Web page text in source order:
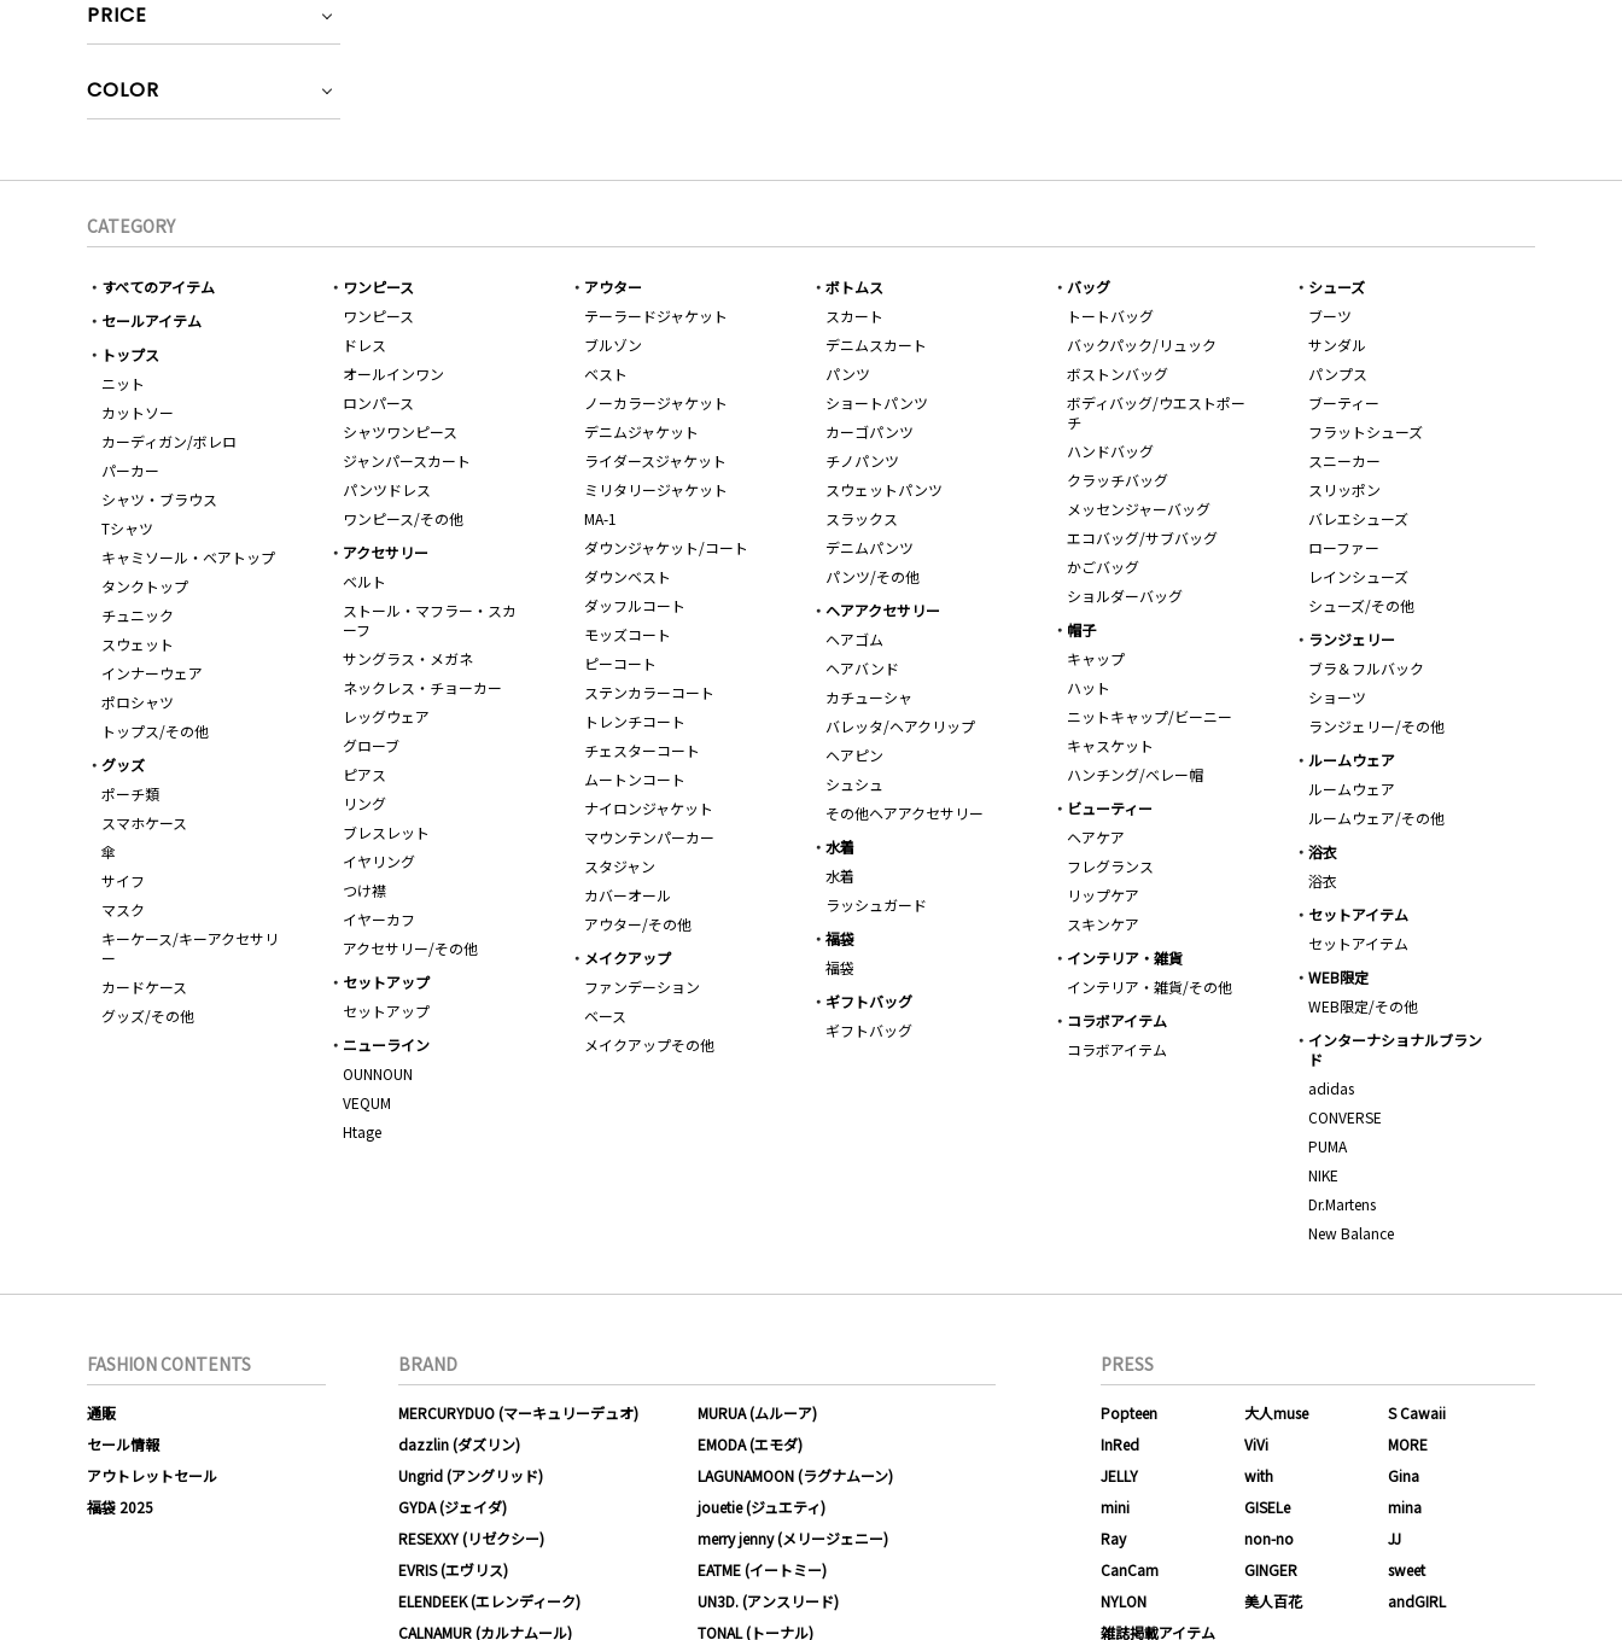
PRICE
COLOR
CATEGORY
すべてのアイテム
セールアイテム
トップス
ニット
カットソー
カーディガン/ボレロ
パーカー
シャツ・ブラウス
Tシャツ
キャミソール・ベアトップ
タンクトップ
チュニック
スウェット
インナーウェア
ポロシャツ
トップス/その他
ワンピース
ワンピース
ドレス
オールインワン
ロンパース
シャツワンピース
ジャンパースカート
パンツドレス
ワンピース/その他
アウター
テーラードジャケット
ブルゾン
ベスト
ノーカラージャケット
デニムジャケット
ライダースジャケット
ミリタリージャケット
MA-1
ダウンジャケット/コート
ダウンベスト
ダッフルコート
モッズコート
ピーコート
ステンカラーコート
トレンチコート
チェスターコート
ムートンコート
ナイロンジャケット
マウンテンパーカー
スタジャン
カバーオール
アウター/その他
ボトムス
スカート
デニムスカート
パンツ
ショートパンツ
カーゴパンツ
チノパンツ
スウェットパンツ
スラックス
デニムパンツ
パンツ/その他
バッグ
トートバッグ
バックパック/リュック
ボストンバッグ
ボディバッグ/ウエストポー
チ
ハンドバッグ
クラッチバッグ
メッセンジャーバッグ
エコバッグ/サブバッグ
かごバッグ
ショルダーバッグ
シューズ
ブーツ
サンダル
パンプス
ブーティー
フラットシューズ
スニーカー
スリッポン
バレエシューズ
ローファー
レインシューズ
シューズ/その他
アクセサリー
ベルト
ストール・マフラー・スカ
ーフ
サングラス・メガネ
ネックレス・チョーカー
レッグウェア
グローブ
ピアス
リング
ブレスレット
イヤリング
つけ襟
イヤーカフ
アクセサリー/その他
ヘアアクセサリー
ヘアゴム
ヘアバンド
カチューシャ
バレッタ/ヘアクリップ
ヘアピン
シュシュ
その他ヘアアクセサリー
帽子
キャップ
ハット
ニットキャップ/ビーニー
キャスケット
ハンチング/ベレー帽
ランジェリー
ブラ＆フルバック
ショーツ
ランジェリー/その他
ルームウェア
ルームウェア
ルームウェア/その他
グッズ
ポーチ類
スマホケース
傘
サイフ
マスク
キーケース/キーアクセサリ
ー
カードケース
グッズ/その他
ビューティー
ヘアケア
フレグランス
リップケア
スキンケア
水着
水着
ラッシュガード
浴衣
浴衣
セットアイテム
セットアイテム
福袋
福袋
メイクアップ
ファンデーション
ベース
メイクアップその他
インテリア・雑貨
インテリア・雑貨/その他
WEB限定
WEB限定/その他
セットアップ
セットアップ
ギフトバッグ
ギフトバッグ
コラボアイテム
コラボアイテム
インターナショナルブラン
ド
adidas
CONVERSE
PUMA
NIKE
Dr.Martens
New Balance
ニューライン
OUNNOUN
VEQUM
Htage
FASHION CONTENTS
通販
セール情報
アウトレットセール
福袋 2025
BRAND
MERCURYDUO (マーキュリーデュオ)
MURUA (ムルーア)
dazzlin (ダズリン)
EMODA (エモダ)
Ungrid (アングリッド)
LAGUNAMOON (ラグナムーン)
GYDA (ジェイダ)
jouetie (ジュエティ)
RESEXXY (リゼクシー)
merry jenny (メリージェニー)
EVRIS (エヴリス)
EATME (イートミー)
ELENDEEK (エレンディーク)
UN3D. (アンスリード)
CALNAMUR (カルナムール)
TONAL (トーナル)
PRESS
Popteen 大人muse
S Cawaii
InRed
ViVi
MORE
JELLY
with
Gina
mini
GISELe
mina
Ray
non-no
JJ
CanCam
GINGER
sweet
NYLON
美人百花
andGIRL
雑誌掲載アイテム